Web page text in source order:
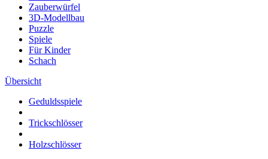
Zauberwürfel
3D-Modellbau
Puzzle
Spiele
Für Kinder
Schach
Übersicht
Geduldsspiele
Trickschlösser
Holzschlösser